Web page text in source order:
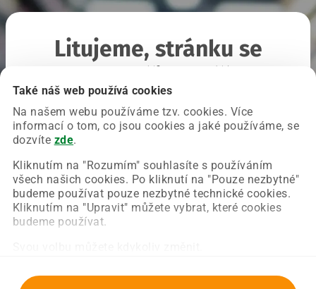
Také náš web používá cookies
Na našem webu používáme tzv. cookies. Více
informací o tom, co jsou cookies a jaké používáme, se
dozvíte zde.
Kliknutím na "Rozumím" souhlasíte s používáním
všech našich cookies. Po kliknutí na "Pouze nezbytné"
budeme používat pouze nezbytné technické cookies.
Kliknutím na "Upravit" můžete vybrat, které cookies
budeme používat.
Litujeme, stránku se
Chyba nastala na naší straně a už ji opravujeme.
Zkuste prosím znovu načíst požadovanou stránku.
Obnovit stránku Úvodní strana